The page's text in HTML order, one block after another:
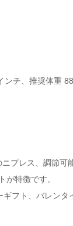
チ、推奨体重
プレス、調節
が特徴です。
フト、バレン